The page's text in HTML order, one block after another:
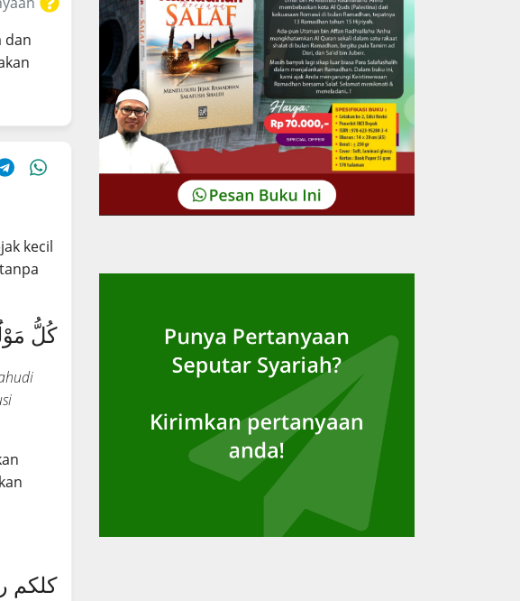
dan
kecil
كُلُّ
كلكم